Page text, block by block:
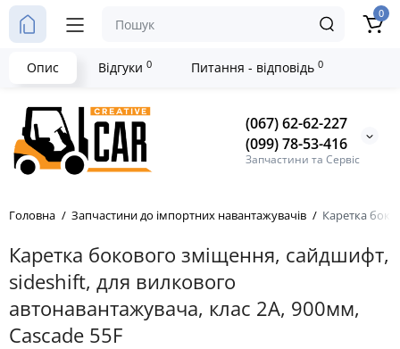
(067) 62-62-227
(099) 78-53-416
Запчастини та Сервіс
0
Головна Запчастини до імпортних навантажувачів Каретка
Каретка бокового зміщення, сайдшифт,
sideshift, для вилкового
автонавантажувача, клас 2А, 900мм,
Cascade 55F
Опис Відгуки 0 Питання - відповідь 0